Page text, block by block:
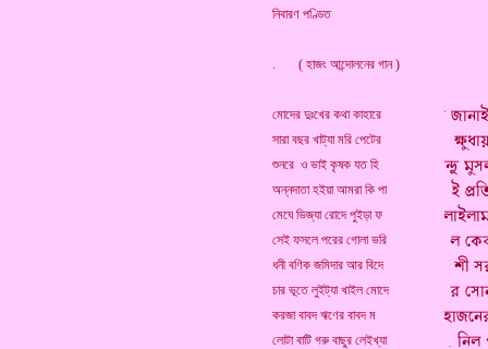
নিবারণ পণ্ডিত
. ( হাজং আন্দোলনের গান )
মোদের দুঃখের কথা কাহারে
সারা বছর খাট্যা মরি পেটের
শুনরে ও ভাই কৃষক যত হি
অন্নদাতা হইয়া আমরা কি পা
মেঘে ভিজ্যা রোদে পুইড়া ফ
সেই ফসলে পরের গোলা ভরি
ধনী বণিক জমিদার আর বিদে
চার ভূতে লুইট্যা খাইল মোদে
করজা বাবদ ঋণের বাবদ ম
লোটা বাটি গরু বাছুর লেইখ্যা